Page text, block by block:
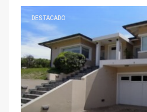
DESTACADO